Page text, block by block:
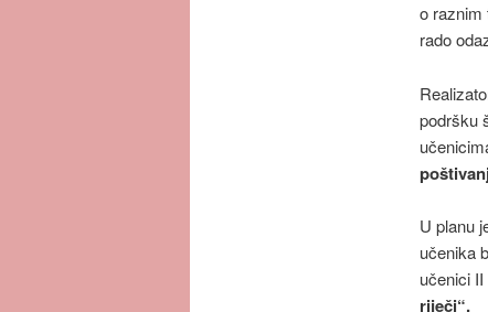
o raznim
rado
podršku
U planu
učenika
učenici
riječi“.